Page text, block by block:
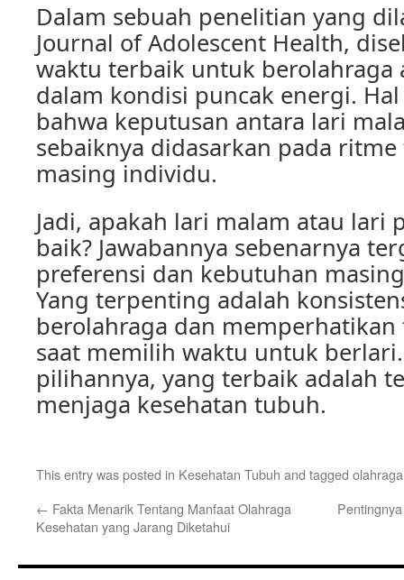
Dalam sebuah penelitian yang
Journal of Adolescent Health,
waktu terbaik untuk berolahraga
dalam kondisi puncak energi.
bahwa keputusan antara lari
sebaiknya didasarkan pada
masing individu.
Jadi, apakah lari malam atau lari
baik? Jawabannya sebenarnya
preferensi dan kebutuhan
Yang terpenting adalah
berolahraga dan
saat memilih waktu untuk
pilihannya, yang terbaik adalah
menjaga kesehatan tubuh.
This entry was posted in Kesehatan Tubuh and tagged
← Fakta Menarik Tentang Manfaat Olahraga
Kesehatan yang Jarang Diketahui